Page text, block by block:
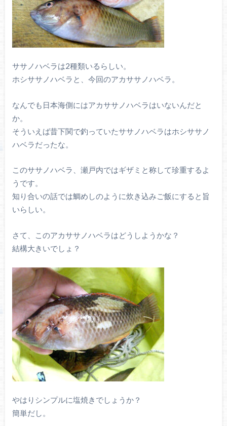
ササノハベラは2種類いるらしい。
ホシササノハベラと、今回のアカササノハベラ。
なんでも日本海側にはアカササノハベラはいないんだと
か。
そういえば昔下関で釣っていたササノハベラはホシササノ
ハベラだったな。
このササノハベラ、瀬戸内ではギザミと称して珍重するよ
うです。
知り合いの話では鯛めしのように炊き込みご飯にすると旨
いらしい。
さて、このアカササノハベラはどうしようかな？
結構大きいでしょ？
やはりシンプルに塩焼きでしょうか？
簡単だし。